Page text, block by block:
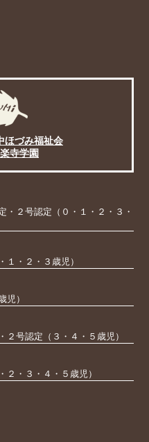
ほづみ福祉会
寺学園
・２号認定（０・１・２・３・
１・２・３歳児）
児）
２号認定（３・４・５歳児）
２・３・４・５歳児）